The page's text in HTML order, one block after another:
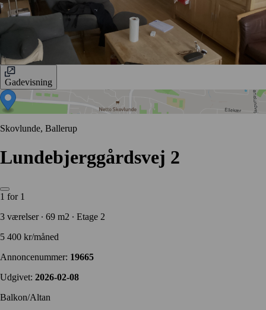
Gadevisning
Skovlunde, Ballerup
Lundebjerggårdsvej 2
1 for 1
3 værelser ∙ 69 m2 ∙ Etage 2
5 400 kr/måned
Annoncenummer: 19665
Udgivet: 2026-02-08
Balkon/Altan